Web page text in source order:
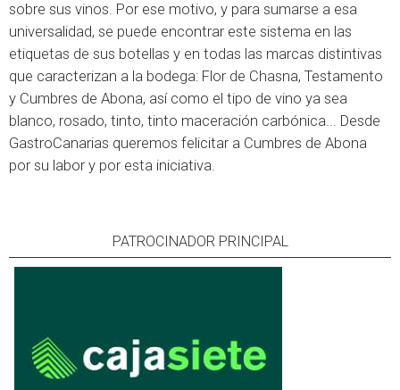
sobre sus vinos. Por ese motivo, y para sumarse a esa
universalidad, se puede encontrar este sistema en las
etiquetas de sus botellas y en todas las marcas distintivas
que caracterizan a la bodega: Flor de Chasna, Testamento
y Cumbres de Abona, así como el tipo de vino ya sea
blanco, rosado, tinto, tinto maceración carbónica... Desde
GastroCanarias queremos felicitar a Cumbres de Abona
por su labor y por esta iniciativa.
PATROCINADOR PRINCIPAL